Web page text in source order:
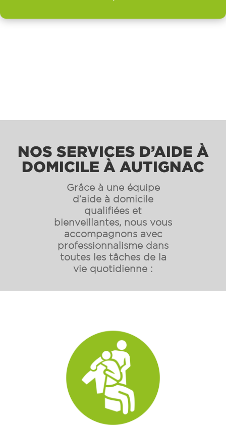
NOS SERVICES D’AIDE À
DOMICILE À AUTIGNAC
Grâce à une équipe
d’aide à domicile
qualifiées et
bienveillantes, nous vous
accompagnons avec
professionnalisme dans
toutes les tâches de la
vie quotidienne :